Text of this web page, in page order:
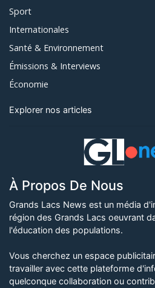
Sport
Internationales
Santé & Environnement
Émissions & Interviews
Économie
Explorer nos articles
À Propos De Nous
Grands Lacs News est un média
région des Grands Lacs oeuvrant
l'éducation des populations.
Vous cherchez un espace
travailler avec cette plateforme
quelconque collaboration ou